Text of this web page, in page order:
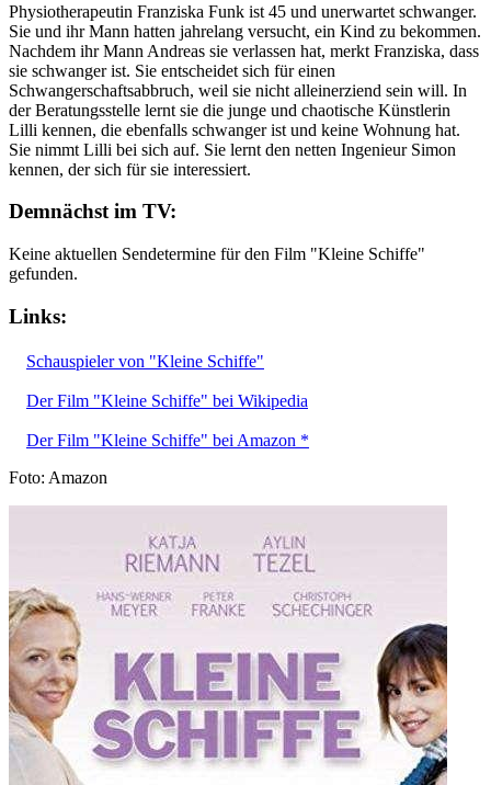
Physiotherapeutin Franziska Funk ist 45 und unerwartet schwanger.
Sie und ihr Mann hatten jahrelang versucht, ein Kind zu bekommen.
Nachdem ihr Mann Andreas sie verlassen hat, merkt Franziska, dass
sie schwanger ist. Sie entscheidet sich für einen
Schwangerschaftsabbruch, weil sie nicht alleinerziend sein will. In
der Beratungsstelle lernt sie die junge und chaotische Künstlerin
Lilli kennen, die ebenfalls schwanger ist und keine Wohnung hat.
Sie nimmt Lilli bei sich auf. Sie lernt den netten Ingenieur Simon
kennen, der sich für sie interessiert.
Demnächst im TV:
Keine aktuellen Sendetermine für den Film "Kleine Schiffe"
gefunden.
Links:
Schauspieler von "Kleine Schiffe"
Der Film "Kleine Schiffe" bei Wikipedia
Der Film "Kleine Schiffe" bei Amazon *
Foto: Amazon